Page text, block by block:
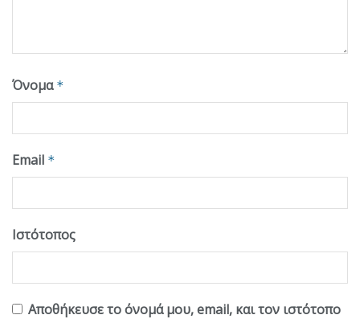
Όνομα *
Email *
Ιστότοπος
Αποθήκευσε το όνομά μου, email, και τον ιστότοπο